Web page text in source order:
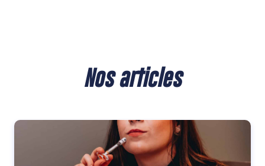
Nos articles